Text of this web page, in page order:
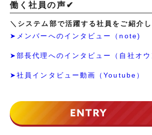
働く社員の声✔
＼システム部で活躍する社員をご紹介
➤メンバーへのインタビュー（note)
➤部長代理へのインタビュー（自社オウ
➤社員インタビュー動画（Youtube）